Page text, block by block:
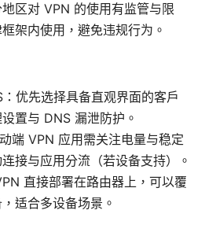
区对 VPN 的使用有监管与限
架内使用，避免违规行为。
优先选择具备直观界面的客户
置与 DNS 漏泄防护。
端 VPN 应用需关注电量与稳定
接与应用分流（若设备支持）。
直接部署在路由器上，可以覆
适合多设备场景。